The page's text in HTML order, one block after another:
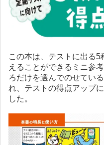
この本は、テストに出る
えることができるミニ参
ろだけを選んでのせてい
れ、テストの得点アップ
した。